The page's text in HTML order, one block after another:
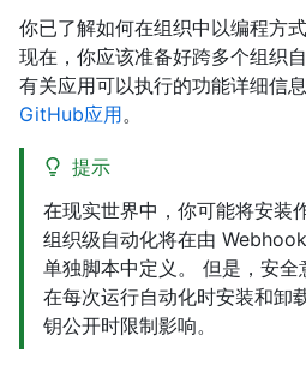
你已了解如何在组织中以编程方
现在，你应该准备好跨多个组织
有关应用可以执行的功能详细信
GitHub应用。
提示
在现实世界中，你可能将安装
组织级自动化将在由
单独脚本中定义。 但是，安
在每次运行自动化时安装和卸
钥公开时限制影响。